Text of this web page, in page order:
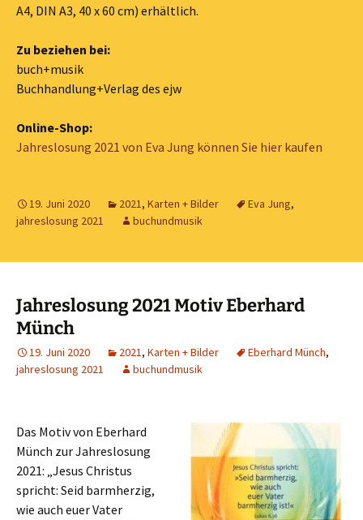
A4, DIN A3, 40 x 60 cm) erhältlich.
Zu beziehen bei:
buch+musik
Buchhandlung+Verlag des ejw
Online-Shop:
Jahreslosung 2021 von Eva Jung können Sie hier kaufen
19. Juni 2020 2021, Karten + Bilder Eva Jung,
jahreslosung 2021
buchundmusik
Jahreslosung 2021 Motiv Eberhard
Münch
19. Juni 2020 2021, Karten + Bilder Eberhard Münch,
jahreslosung 2021
buchundmusik
Das Motiv von Eberhard
Münch zur Jahreslosung
2021: „Jesus Christus
spricht: Seid barmherzig,
wie auch euer Vater